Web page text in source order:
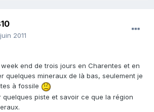
2011
end de trois jours en Charentes et en
quelques mineraux de là bas, seulement je
à fossile
quelques piste et savoir ce que la région